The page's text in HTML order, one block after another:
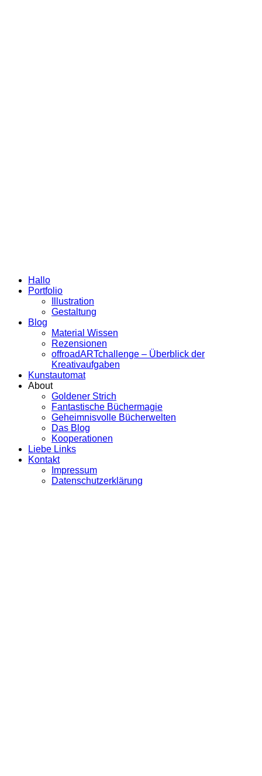
Hallo
Portfolio
Illustration
Gestaltung
Blog
Material Wissen
Rezensionen
offroadARTchallenge – Überblick der
Kreativaufgaben
Kunstautomat
About
Goldener Strich
Fantastische Büchermagie
Geheimnisvolle Bücherwelten
Das Blog
Kooperationen
Liebe Links
Kontakt
Impressum
Datenschutzerklärung